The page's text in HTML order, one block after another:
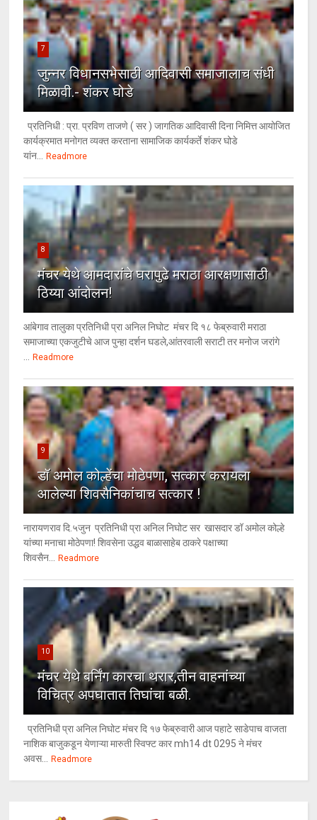
7
जुन्नर विधानसभेसाठी आदिवासी समाजालाच संधी
मिळावी.- शंकर घोडे
प्रतिनिधी : प्रा. प्रविण ताजणे ( सर ) जागतिक आदिवासी दिना निमित्त आयोजित
कार्यक्रमात मनोगत व्यक्त करताना सामाजिक कार्यकर्ते शंकर घोडे
यांन... Readmore
8
मंचर येथे आमदारांचे घरापुढे मराठा आरक्षणासाठी
ठिय्या आंदोलन!
आंबेगाव तालुका प्रतिनिधी प्रा अनिल निघोट मंचर दि १८ फेब्रुवारी मराठा
समाजाच्या एकजुटीचे आज पुन्हा दर्शन घडले,आंतरवाली सराटी तर मनोज जरांगे
... Readmore
9
डॉ अमोल कोल्हेंचा मोठेपणा, सत्कार करायला
आलेल्या शिवसैनिकांचाच सत्कार !
नारायणराव दि.५जुन प्रतिनिधी प्रा अनिल निघोट सर खासदार डॉ अमोल कोल्हे
यांच्या मनाचा मोठेपणा! शिवसेना उद्धव बाळासाहेब ठाकरे पक्षाच्या
शिवसैन... Readmore
10
मंचर येथे बर्निंग कारचा थरार,तीन वाहनांच्या
विचित्र अपघातात तिघांचा बळी.
प्रतिनिधी प्रा अनिल निघोट मंचर दि १७ फेब्रुवारी आज पहाटे साडेपाच वाजता
नाशिक बाजुकडून येणाऱ्या मारुती स्विफ्ट कार mh14 dt 0295 ने मंचर
अवस... Readmore